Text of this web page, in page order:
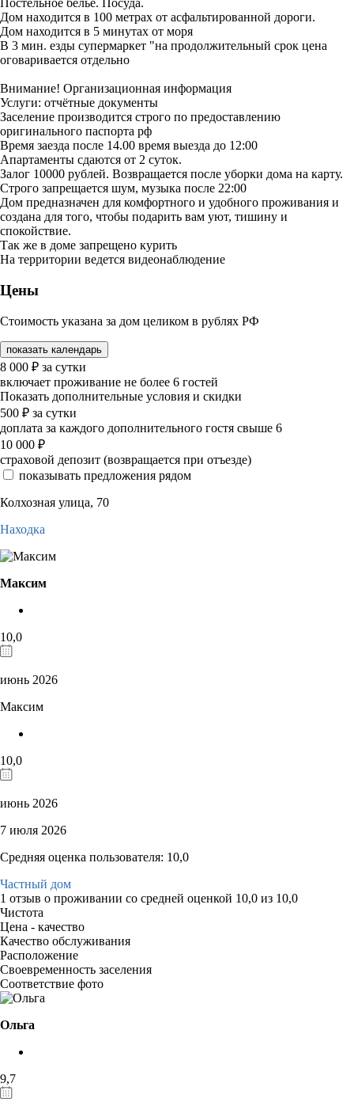
Постельное бельё. Посуда.
Дом находится в 100 метрах от асфальтированной дороги.
Дом находится в 5 минутах от моря
В 3 мин. езды супермаркет "на продолжительный срок цена
оговаривается отдельно
Внимание! Организационная информация
Услуги: отчётные документы
Заселение производится строго по предоставлению
оригинального паспорта рф
Время заезда после 14.00 время выезда до 12:00
Апартаменты сдаются от 2 суток.
Залог 10000 рублей. Возвращается после уборки дома на карту.
Строго запрещается шум, музыка после 22:00
Дом предназначен для комфортного и удобного проживания и
создана для того, чтобы подарить вам уют, тишину и
спокойствие.
Так же в доме запрещено курить
На территории ведется видеонаблюдение
Цены
Стоимость указана за дом целиком в рублях РФ
показать календарь
8 000 ₽ за сутки
включает проживание не более 6 гостей
Показать дополнительные условия и скидки
500 ₽ за сутки
доплата за каждого дополнительного гостя свыше 6
10 000 ₽
страховой депозит (возвращается при отъезде)
показывать предложения рядом
Колхозная улица, 70
Находка
Максим
10,0
июнь 2026
Максим
10,0
июнь 2026
7 июля 2026
Средняя оценка пользователя: 10,0
Частный дом
1 отзыв о проживании со средней оценкой 10,0 из 10,0
Чистота
Цена - качество
Качество обслуживания
Расположение
Своевременность заселения
Соответствие фото
Ольга
9,7